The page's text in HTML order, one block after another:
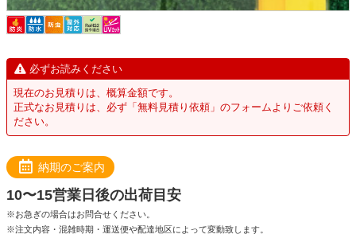
必ずお読みください
現在のお見積りは、概算金額です。
正式なお見積りは、必ず「無料見積り依頼」のフォームよりご依頼く
ださい。
納期のご案内
10〜15営業日後の出荷目安
※お急ぎの場合はお問合せください。
※注文内容・混雑時期・運送便や配達地区によって変動致します。